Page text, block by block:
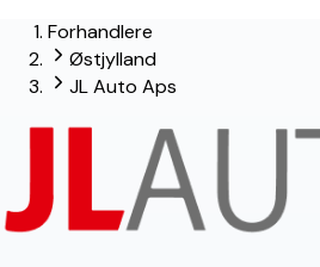
lead-forhandler
Forhandlere
Østjylland
JL Auto Aps